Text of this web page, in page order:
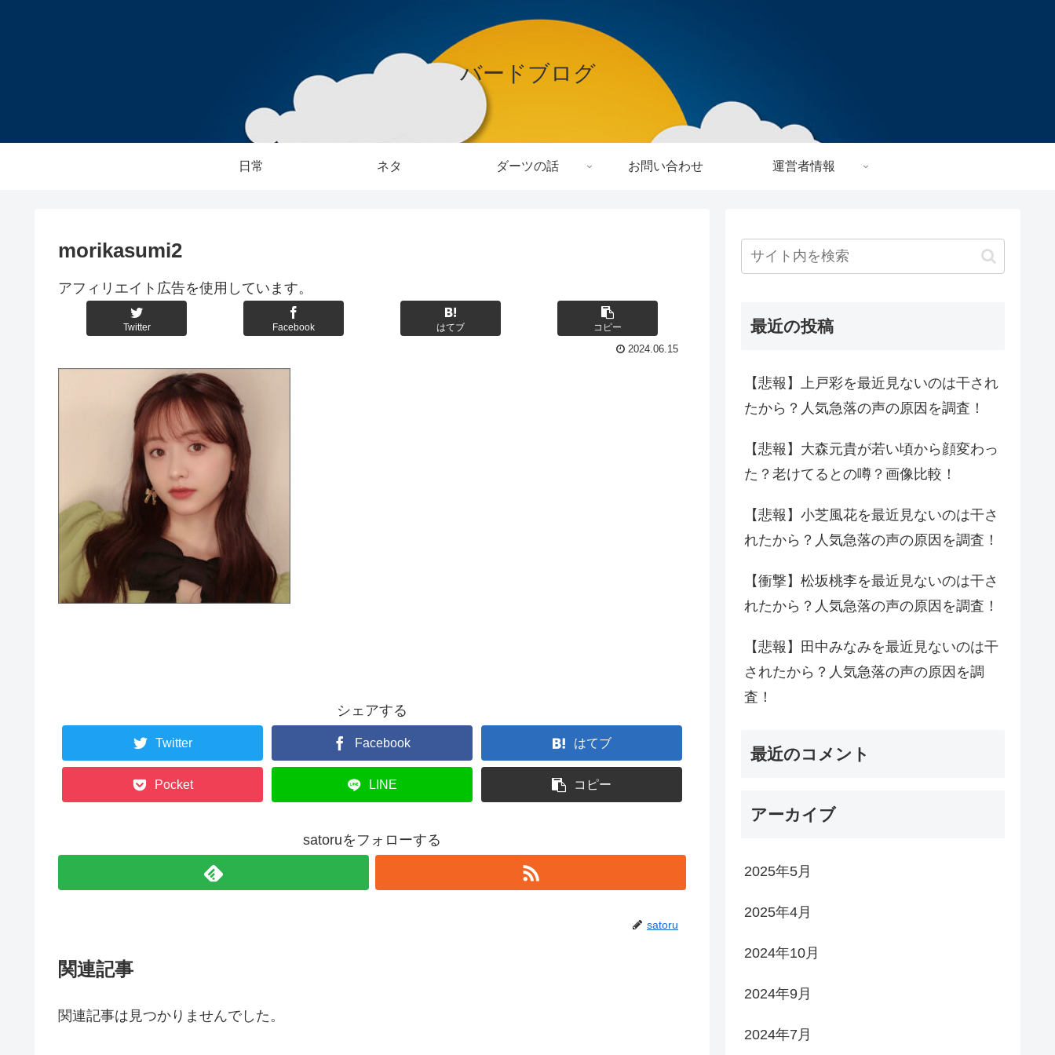
バードブログ
日常 ネタ ダーツの話 お問い合わせ 運営者情報
morikasumi2
アフィリエイト広告を使用しています。
Twitter Facebook はてブ コピー
2024.06.15
シェアする
Twitter Facebook はてブ
Pocket LINE コピー
satoruをフォローする
satoru
関連記事
関連記事は見つかりませんでした。
最近の投稿
【悲報】上戸彩を最近見ないのは干され
たから？人気急落の声の原因を調査！
【悲報】大森元貴が若い頃から顔変わっ
た？老けてるとの噂？画像比較！
【悲報】小芝風花を最近見ないのは干さ
れたから？人気急落の声の原因を調査！
【衝撃】松坂桃李を最近見ないのは干さ
れたから？人気急落の声の原因を調査！
【悲報】田中みなみを最近見ないのは干
されたから？人気急落の声の原因を調
査！
最近のコメント
アーカイブ
2025年5月
2025年4月
2024年10月
2024年9月
2024年7月